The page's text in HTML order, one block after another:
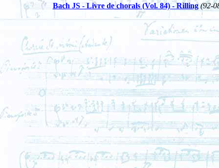
Bach JS - Livre de chorals (Vol. 84) - Rilling (92-